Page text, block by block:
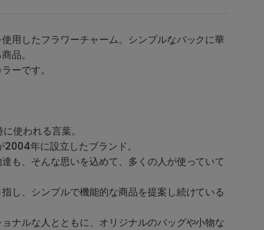
用したフラワーチャーム。シンプルなバックに華
品。
ーです。
使われる言葉。
年に設立したブランド。
も、そんな思いを込めて、多くの人が使っていて
し、シンプルで機能的な商品を提案し続けている
ナルな人とともに、オリジナルのバッグや小物な